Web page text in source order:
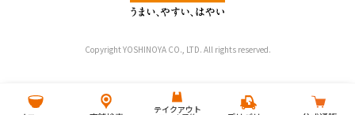
テイクアウト
Copyright YOSHINOYA CO., LTD. All rights reserved.